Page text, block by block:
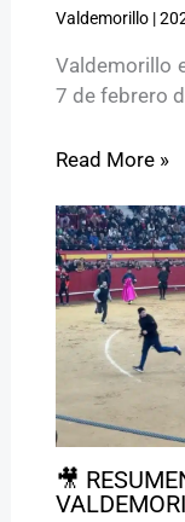
Valdemorillo|
Valdemorillo
7 de febrero
Read More »
🎥